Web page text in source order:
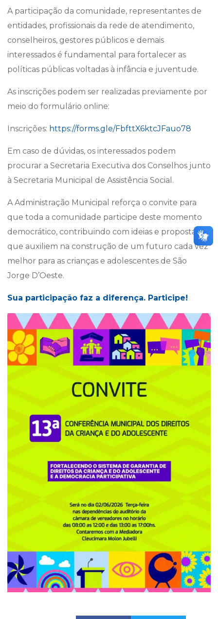
A participação da comunidade, representantes de
entidades, profissionais da rede de atendimento,
conselheiros, gestores públicos e demais
interessados é fundamental para fortalecer as
políticas públicas voltadas à infância e juventude.
As inscrições podem ser realizadas previamente por
meio do formulário online:
Inscrições: https://forms.gle/FbfttX6ktcJFauo78
Em caso de dúvidas, os interessados podem
procurar a Secretaria Executiva dos Conselhos junto
à Secretaria Municipal de Assistência Social.
A Administração Municipal reforça o convite para
que toda a comunidade participe deste momento
democrático, contribuindo com ideias e propostas
que auxiliem na construção de um futuro cada vez
melhor para as crianças e adolescentes de São
Jorge D’Oeste.
Sua participação faz a diferença. Participe!